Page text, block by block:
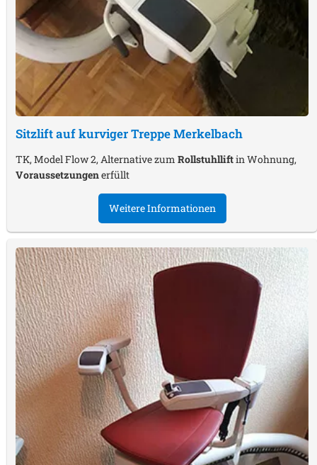
Sitzlift auf kurviger TreppeMerkelbach
TK, Model Flow 2, Alternative zum Rollstuhlliftin Wohnung,
Voraussetzungenerfüllt
Weitere Informationen